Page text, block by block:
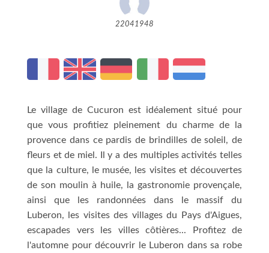
22041948
Le village de Cucuron est idéalement situé pour
que vous profitiez pleinement du charme de la
provence dans ce pardis de brindilles de soleil, de
fleurs et de miel. Il y a des multiples activités telles
que la culture, le musée, les visites et découvertes
de son moulin à huile, la gastronomie provençale,
ainsi que les randonnées dans le massif du
Luberon, les visites des villages du Pays d'Aigues,
escapades vers les villes côtières... Profitez de
l'automne pour découvrir le Luberon dans sa robe